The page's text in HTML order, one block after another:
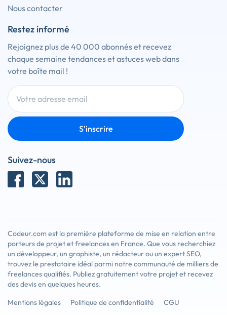
Nous contacter
Restez informé
Rejoignez plus de 40 000 abonnés et recevez
chaque semaine tendances et astuces web dans
votre boîte mail !
S'inscrire
Suivez-nous
Codeur.com est la première plateforme de mise en relation entre
porteurs de projet et freelances en France. Que vous recherchiez
un développeur, un graphiste, un rédacteur ou un expert SEO,
trouvez le prestataire idéal parmi notre communauté de milliers de
freelances qualifiés. Publiez gratuitement votre projet et recevez
des devis en quelques heures.
Mentions légales
Politique de confidentialité CGU